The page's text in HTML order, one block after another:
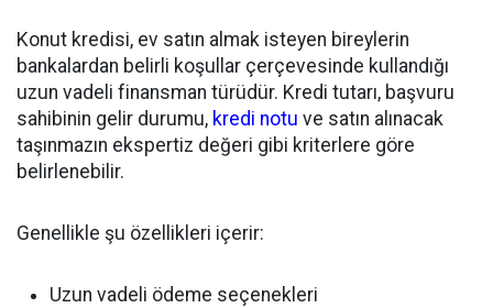
Konut kredisi, ev satın almak isteyen bireylerin
bankalardan belirli koşullar çerçevesinde kullandığı
uzun vadeli finansman türüdür. Kredi tutarı, başvuru
sahibinin gelir durumu, kredi notu ve satın alınacak
taşınmazın ekspertiz değeri gibi kriterlere göre
belirlenebilir.
Genellikle şu özellikleri içerir:
Uzun vadeli ödeme seçenekleri